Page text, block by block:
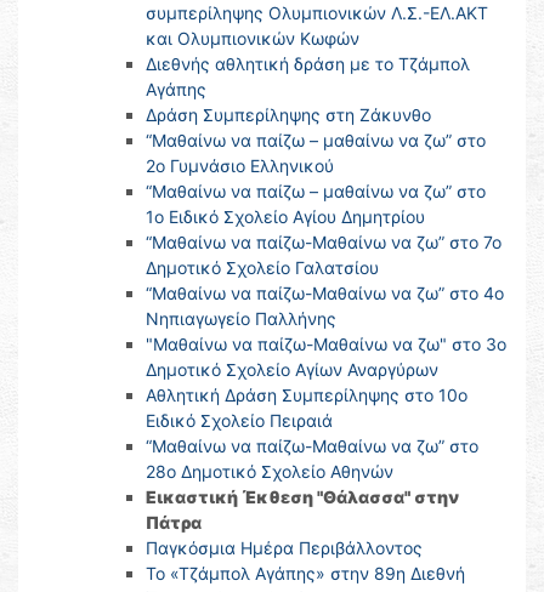
συμπερίληψης Ολυμπιονικών Λ.Σ.-ΕΛ.ΑΚΤ
και Ολυμπιονικών Κωφών
Διεθνής αθλητική δράση με το Τζάμπολ
Αγάπης
Δράση Συμπερίληψης στη Ζάκυνθο
“Μαθαίνω να παίζω – μαθαίνω να ζω” στο
2ο Γυμνάσιο Ελληνικού
“Μαθαίνω να παίζω – μαθαίνω να ζω” στο
1ο Ειδικό Σχολείο Αγίου Δημητρίου
“Μαθαίνω να παίζω-Μαθαίνω να ζω” στο 7ο
Δημοτικό Σχολείο Γαλατσίου
“Μαθαίνω να παίζω-Μαθαίνω να ζω” στο 4ο
Νηπιαγωγείο Παλλήνης
"Μαθαίνω να παίζω-Μαθαίνω να ζω" στο 3ο
Δημοτικό Σχολείο Αγίων Αναργύρων
Αθλητική Δράση Συμπερίληψης στο 10ο
Ειδικό Σχολείο Πειραιά
“Μαθαίνω να παίζω-Μαθαίνω να ζω” στο
28ο Δημοτικό Σχολείο Αθηνών
Εικαστική Έκθεση "Θάλασσα" στην
Πάτρα
Παγκόσμια Ημέρα Περιβάλλοντος
Το «Τζάμπολ Αγάπης» στην 89η Διεθνή